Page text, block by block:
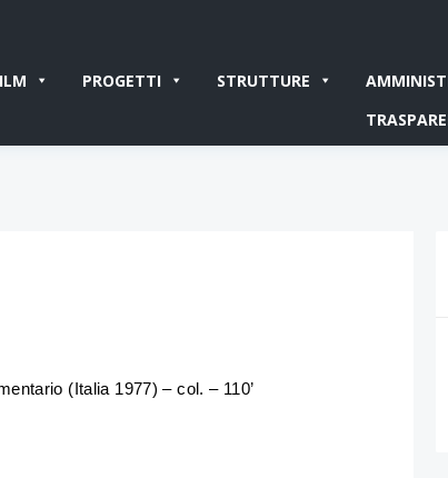
PROGETTI STRUTTURE
(Italia 1977) – col. – 110’